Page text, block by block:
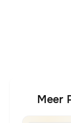
Meer